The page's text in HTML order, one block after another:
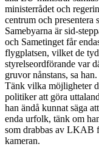
ministerrådet och
centrum och presentera
Samebyarna är sid-
och Sametinget får
flygplatsen, vilket de
styrelseordförande var
gruvor nånstans, sa
Tänk vilka möjligheter
politiker att göra
han ändå kunnat säga
enda urfolk, tänk om
som drabbas av LKAB
kameran.